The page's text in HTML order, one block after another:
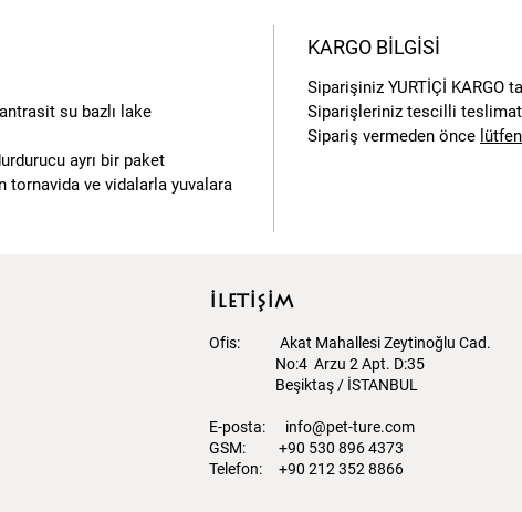
su bazlı lake
ayrı bir paket
tornavida ve vidalarla yuvalara
KARGO BİLGİSİ
Siparişiniz YURTİÇİ KARGO
Siparişleriniz tescilli
Sipariş vermeden önce
İLETİŞİM
Ofis: Akat Mahallesi Zeytinoğlu Cad.
No:4 Arzu 2 Apt. D:35
Beşiktaş / İSTANBUL​
E-posta: info@pet-ture.com
GSM: +90 530 896 4373
Telefon: +90 212 352 8866